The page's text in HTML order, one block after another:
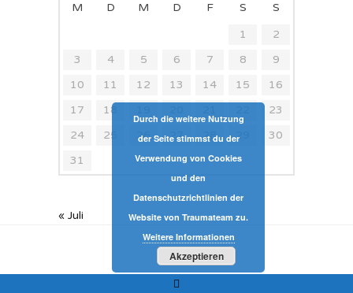
M D M D F S
S
1
2
3
4 5 6 7 8
9
10
11 12 13 14 15
16
17
18
23
24
25 26 27 28 29
30
31
« Juli
Durch die weitere Nutzung
der Seite stimmst du der
Verwendung von Cookies
und den
Datenschutzrichtlinien der
Website von Traumateam zu.
Weitere Informationen
Akzeptieren